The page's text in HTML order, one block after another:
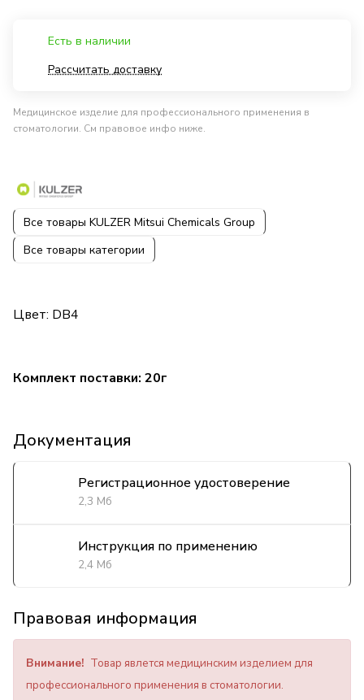
Есть в наличии
Рассчитать доставку
Медицинское изделие для профессионального применения в
стоматологии. См правовое инфо ниже.
Все товары KULZER Mitsui Chemicals Group
Все товары категории
Цвет: DB4
Комплект поставки: 20г
Документация
Регистрационное удостоверение
2,3 Мб
Инструкция по применению
2,4 Мб
Правовая информация
Внимание! Товар явлется медицинским изделием для
профессионального применения в стоматологии.